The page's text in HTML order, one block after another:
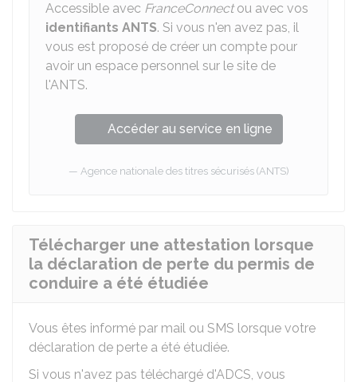
Accessible avec FranceConnectou avec vos
identifiants ANTS. Si vous n'en avez pas, il
vous est proposé de créer un compte pour
avoir un espace personnel sur le site de
l'ANTS.
Accéder au service en ligne
Agence nationale des titres sécurisés (ANTS)
Télécharger une attestation lorsque
la déclaration de perte du permis de
conduire a été étudiée
Vous êtes informé par mail ou SMS lorsque votre
déclaration de perte a été étudiée.
Si vous n'avez pas téléchargé d'ADCS, vous